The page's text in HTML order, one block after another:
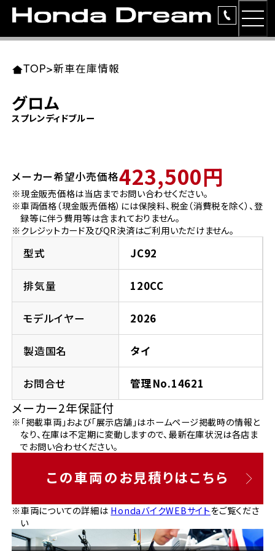
ラインアップ
レンタルバイク
洋用品
イベント
法人向けサービス
お問い合わせ
TOP>新車在庫情報
グロム
スプレンディドブルー
メーカー希望小売価格423,500円
※現金販売価格は当店までお問い合わせください。
※車両価格（現金販売価格）には保険料、税金（消費税を除く）、登
録等に伴う費用等は含まれておりません。
※クレジットカード及びQR決済はご利用いただけません。
型式 JC92
排気量 120CC
モデルイヤー 2026
製造国名 タイ
お問合せ 管理No.14621
メーカー2年保証付
※「掲載車両」および「展示店舗」はホームページ掲載時の情報と
なり、在庫は不定期に変動しますので、最新在庫状況は各店ま
でお問い合わせください。
この車両のお見積りはこちら
※車両についての詳細は HondaバイクWEBサイトをご覧くださ
い
東北エリア 店舗一覧
岩手県
宮城県
ホンダドリーム 仙台泉
ホンダドリーム 宮城岩沼
福島県
ホンダドリーム 郡山
関東エリア 店舗一覧
東京都
ホンダドリーム 西東京
ホンダドリーム 練馬
ホンダドリーム 板橋
ホンダドリーム 葛飾
ホンダドリーム 大田
ホンダドリーム 立川
神奈川県
ホンダドリーム 磯子
ホンダドリーム 川崎宮前
中部エリア 店舗一覧
愛知県
ホンダドリーム 名古屋南
ホンダドリーム 小牧
ホンダドリーム 名古屋東
ホンダドリーム 一宮
ホンダドリーム 豊橋
ホンダドリーム 名古屋上小田井
岐阜県
ホンダドリーム 岐阜
近畿エリア 店舗一覧
大阪府
ホンダドリーム 箕面
ホンダドリーム 藤井寺
ホンダドリーム 東淀川
ホンダドリーム 豊中
京都府
ホンダドリーム 京都北山
兵庫県
ホンダドリーム 神戸灘
ホンダドリーム 尼崎
中国・四国エリア 店舗一覧
岡山県
広島県
ホンダドリーム 広島
ホンダドリーム 福山
徳島県
ホンダドリーム 徳島
香川県
ホンダドリーム 高松
九州エリア 店舗一覧
福岡県
ホンダドリーム 福岡東
ホンダドリーム 久留米
ホンダドリーム 福岡春日
ホンダドリーム 福岡西
熊本県